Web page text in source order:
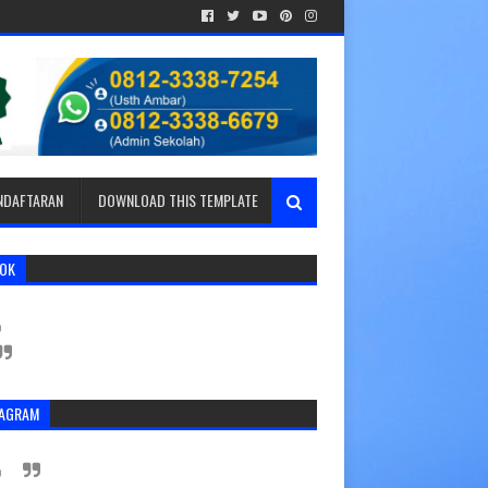
DOWNLOAD THIS TEMPLATE